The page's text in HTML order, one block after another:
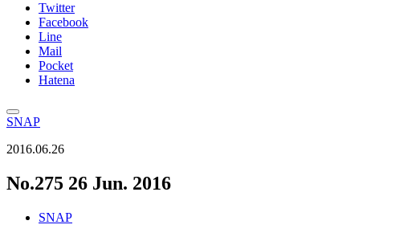
Twitter
Facebook
Line
Mail
Pocket
Hatena
SNAP
2016.06.26
No.275 26 Jun. 2016
SNAP